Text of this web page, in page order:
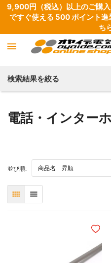
9,900円（税込）以上のご
ですぐ使える 500 ポイント
ち
検索結果を絞る
電話・インター
並び順:TOP
表 リスト
ほし